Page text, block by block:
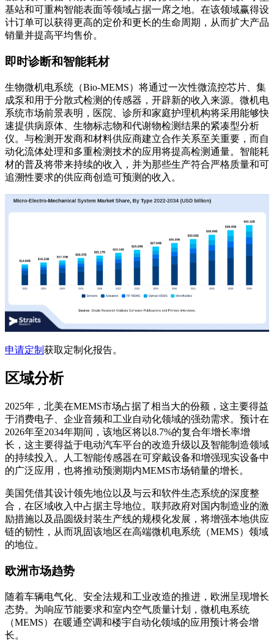
基站和可重构智能表面等领域占据一席之地。在该领域赢得设
计订单可以获得更高的定价和更长的生命周期，从而扩大产品
销量并提高平均售价。
即时诊断和智能耗材
生物微机电系统（Bio-MEMS）将通过一次性微流控芯片、集
成泵和用于分散式检测的传感器，开辟新的收入来源。微机电
系统市场前景表明，医院、诊所和家庭护理机构将采用能够快
速提供病原体、生物标志物和代谢物检测结果的紧凑型分析
仪。与检测开发商和材料供应商建立合作关系至关重要，而自
动化流体处理和多重检测技术的应用将提高检测通量。智能耗
材的普及将带来持续的收入，并为那些生产符合严格质量和可
追溯性要求的供应商创造可预测的收入。
申请定制 获取定制化报告。
区域分析
2025年，北美在MEMS市场占据了相当大的份额，这主要得益
于消费电子、企业音频和工业自动化领域的强劲需求。预计在
2026年至2034年期间，该地区将以8.7%的复合年增长率增
长，这主要得益于电动汽车平台的改造升级以及智能制造领域
的持续投入。人工智能传感器在可穿戴设备和增强现实设备中
的广泛应用，也将推动预测期内MEMS市场销量的增长。
美国凭借其设计领先地位以及与云和软件生态系统的深度整
合，在区域收入中占据主导地位。联邦政府对国内制造业的激
励措施以及晶圆级封装生产线的规模化发展，将增强本地供应
链的韧性，从而巩固该地区在高端微机电系统（MEMS）领域
的地位。
欧洲市场趋势
随着车辆电气化、安全法规和工业改造的推进，欧洲呈现增长
态势。为响应节能要求和室内空气质量计划，微机电系统
（MEMS）在暖通空调和楼宇自动化领域的应用预计将会增
长。